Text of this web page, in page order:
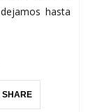
hasta
SHARE